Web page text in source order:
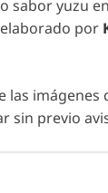
sabor yuzu
por
las imágenes
sin previo